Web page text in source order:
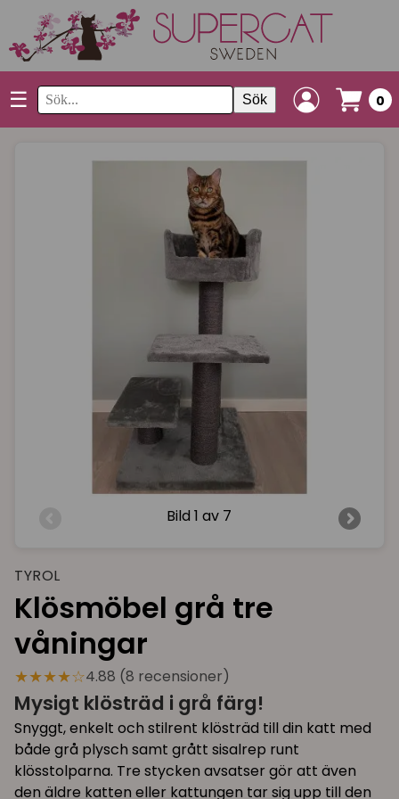
☰ Sök 0
Bild1 av 7
TYROL
Klösmöbel grå tre
våningar
★★★★☆4.88 (8 recensioner)
Mysigt klösträd i grå färg!
Snyggt, enkelt och stilrent klösträd till din katt med
både grå plysch samt grått sisalrep runt
klösstolparna. Tre stycken avsatser gör att även
den äldre katten eller kattungen tar sig upp till den